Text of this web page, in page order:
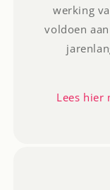
werking
voldoen
Lees hier